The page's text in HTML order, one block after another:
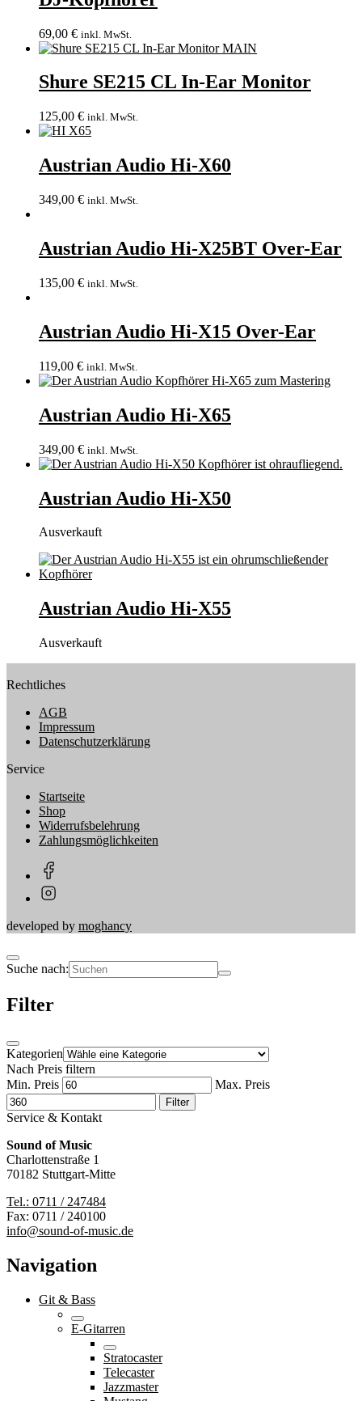
69,00 € inkl. MwSt.
Shure SE215 CL In-Ear Monitor
125,00 € inkl. MwSt.
Austrian Audio Hi-X60
349,00 € inkl. MwSt.
Austrian Audio Hi-X25BT Over-Ear
135,00 € inkl. MwSt.
Austrian Audio Hi-X15 Over-Ear
119,00 € inkl. MwSt.
Austrian Audio Hi-X65
349,00 € inkl. MwSt.
Austrian Audio Hi-X50
Ausverkauft
Austrian Audio Hi-X55
Ausverkauft
Rechtliches
AGB
Impressum
Datenschutzerklärung
Service
Startseite
Shop
Widerrufsbelehrung
Zahlungsmöglichkeiten
developed by moghancy
Suche nach:
Filter
Kategorien
Nach Preis filtern
Min. Preis
Max. Preis
Filter
Service & Kontakt
Sound of Music
Charlottenstraße 1
70182 Stuttgart-Mitte
Tel.: 0711 / 247484
Fax: 0711 / 240100
info@sound-of-music.de
Navigation
Git & Bass
E-Gitarren
Stratocaster
Telecaster
Jazzmaster